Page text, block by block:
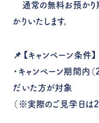
通常の無料お預かり
かりいたします。
📌【キャンペーン条件】
・ キャンペーン期間内
だいた方が対象
（※実際のご見学日は2